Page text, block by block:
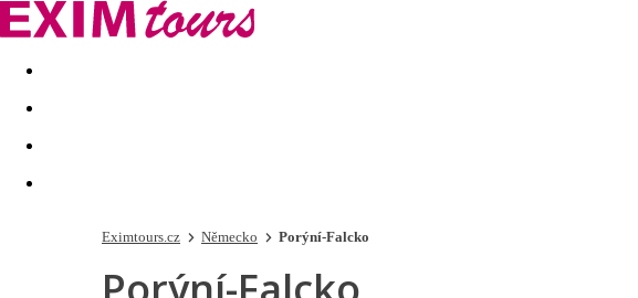
Akční nabídky Last minute
Eximtours.cz Německo Porýní-Falcko